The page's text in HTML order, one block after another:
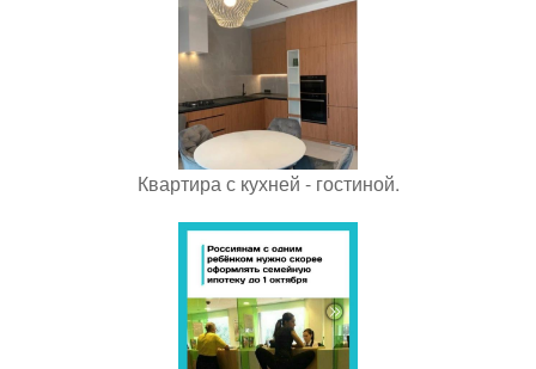
Квартира с кухней - гостиной.